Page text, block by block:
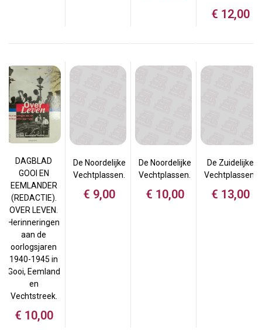
€ 12,00
DAGBLAD
GOOI EN
EEMLANDER
(REDACTIE).
OVER LEVEN.
Herinneringen
aan de
oorlogsjaren
1940-1945 in
Gooi, Eemland
en
Vechtstreek.
€ 10,00
De Noordelijke
Vechtplassen.
€ 9,00
De Noordelijke
Vechtplassen.
€ 10,00
De Zuidelijke
Vechtplassen.
€ 13,00